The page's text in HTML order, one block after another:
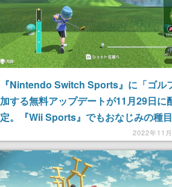
『Nintendo Switch Sports』に「ゴル
加する無料アップデートが11月29日に
定。『Wii Sports』でもおなじみの種
2022年11